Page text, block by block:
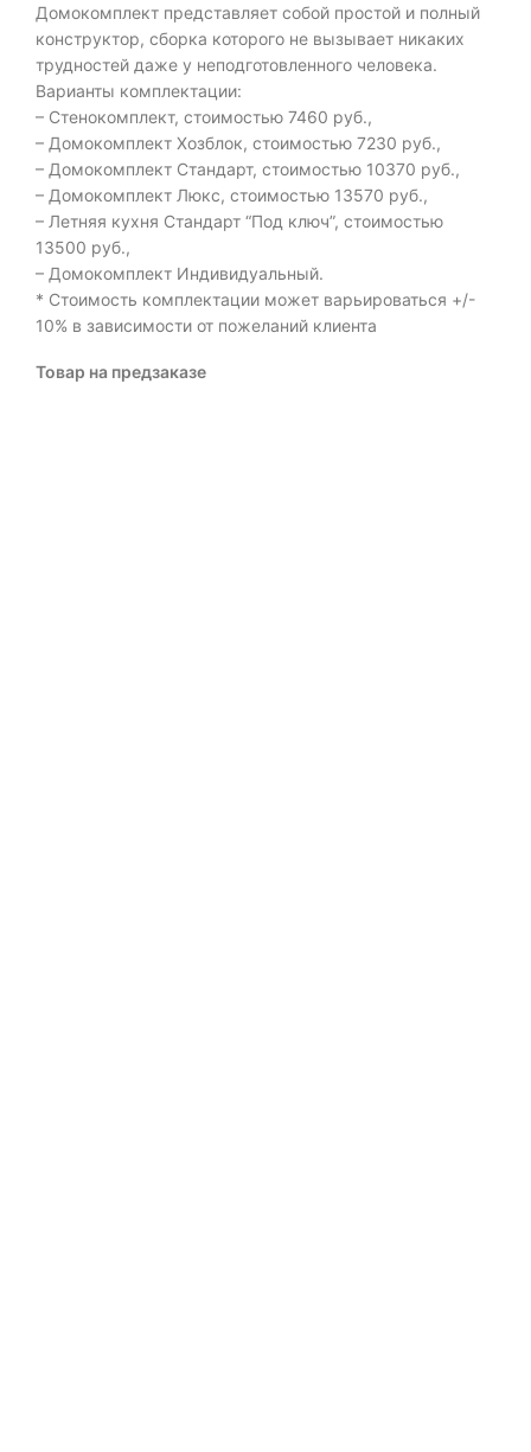
Домокомплект представляет собой простой и полный
конструктор, сборка которого не вызывает никаких
трудностей даже у неподготовленного человека.
Варианты комплектации:
– Стенокомплект, стоимостью 7460 руб.,
– Домокомплект Хозблок, стоимостью 7230 руб.,
– Домокомплект Стандарт, стоимостью 10370 руб.,
– Домокомплект Люкс, стоимостью 13570 руб.,
– Летняя кухня Стандарт “Под ключ”, стоимостью
13500 руб.,
– Домокомплект Индивидуальный.
* Стоимость комплектации может варьироваться +/-
10% в зависимости от пожеланий клиента
Товар на предзаказе